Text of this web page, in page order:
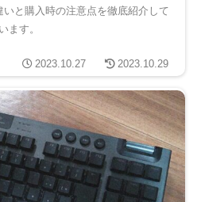
と購入時の注意点を徹底紹介して
います。
2023.10.27 2023.10.29